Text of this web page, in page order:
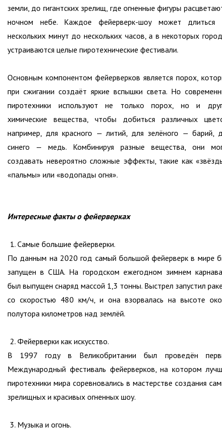
земли, до гигантских зрелищ, где огненные фигуры
ночном небе. Каждое фейерверк-шоу может длиться
нескольких минут до нескольких часов, а в некоторых
устраиваются целые пиротехнические фестивали.
Основным компонентом фейерверков является порох,
при сжигании создаёт яркие вспышки света. Но
пиротехники используют не только порох, но и
химические вещества, чтобы добиться различных
например, для красного — литий, для зелёного — барий,
синего — медь. Комбинируя разные вещества, они
создавать невероятно сложные эффекты, такие как
«пальмы» или «водопады огня».
Интересные факты о фейерверках
Самые большие фейерверки.
По данным на 2020 год самый большой фейерверк в мире
запущен в США. На городском ежегодном зимнем
был выпущен снаряд массой 1,3 тонны. Выстрел запустил
со скоростью 480 км/ч, и она взорвалась на высоте
полутора километров над землёй.
Фейерверки как искусство.
В 1997 году в Великобритании был проведён
Международный фестиваль фейерверков, на котором
пиротехники мира соревновались в мастерстве создания
зрелищных и красивых огненных шоу.
Музыка и огонь.